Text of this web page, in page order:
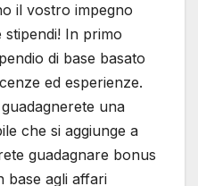
il vostro impegno
In primo
di base basato
ed esperienze.
una
che si aggiunge a
guadagnare bonus
base agli affari